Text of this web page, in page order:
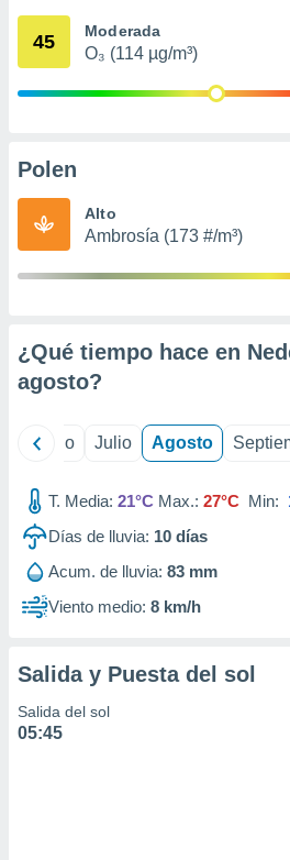
mediante
publicidad
de
45 Moderada
O₃ (114 µg/m³)
Polen
Alto
Ambrosía (173 #/m³)
¿Qué tiempo hace en
agosto?
Junio Julio Agosto
T. Media: 21°C Max.: 27°C Min:
Días de lluvia: 10 días
Acum. de lluvia: 83 mm
Viento medio: 8 km/h
Salida y Puesta del sol
Salida del sol
05:45